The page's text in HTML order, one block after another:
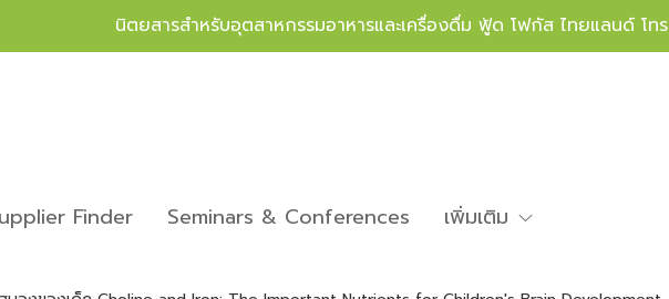
นิตยสารสำหรับอุตสาหกรรมอาหารและเครื่องดื่ม ฟู้ด โฟกัส ไทยแลนด์ โทร
Finder Seminars & Conferences เพิ่มเติม